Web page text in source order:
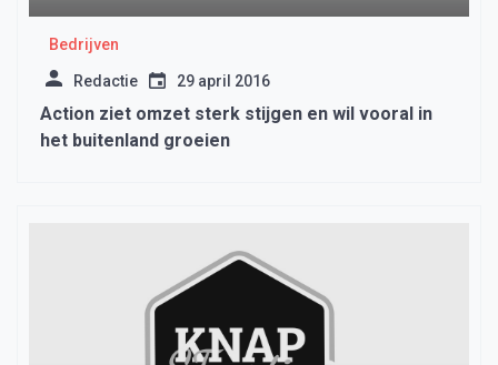
Bedrijven
Redactie 29 april 2016
Action ziet omzet sterk stijgen en wil vooral in
het buitenland groeien